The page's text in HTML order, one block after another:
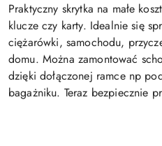
Praktyczny skrytka na małe
klucze czy karty. Idealnie się
ciężarówki, samochodu,
domu. Można zamontować
dzięki dołączonej ramce np
bagażniku. Teraz bezpiecznie